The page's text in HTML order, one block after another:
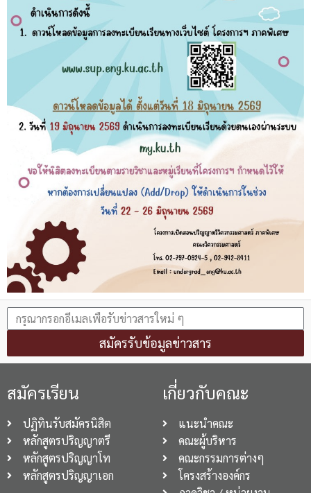
สมัครรับข้อมูลข่าวสาร
สมัครเรียน
ปฏิทินรับสมัครนิสิต
หลักสูตรปริญญาตรี
หลักสูตรปริญญาโท
หลักสูตรปริญญาเอก
เกี่ยวกับคณะ
แนะนำคณะ
คณะผู้บริหาร
คณะกรรมการต่างๆ
โครงสร้างองค์กร